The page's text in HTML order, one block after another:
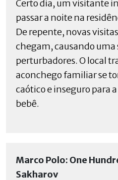
Certo dia, um visitante
passar a noite na
De repente, novas
chegam, causando uma
perturbadores. O local
aconchego familiar se
caótico e inseguro para
bebê.
Marco Polo: One
Sakharov